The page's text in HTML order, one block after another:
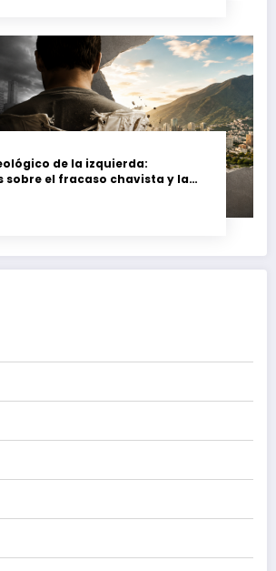
de la izquierda:
sobre el fracaso chavista y la